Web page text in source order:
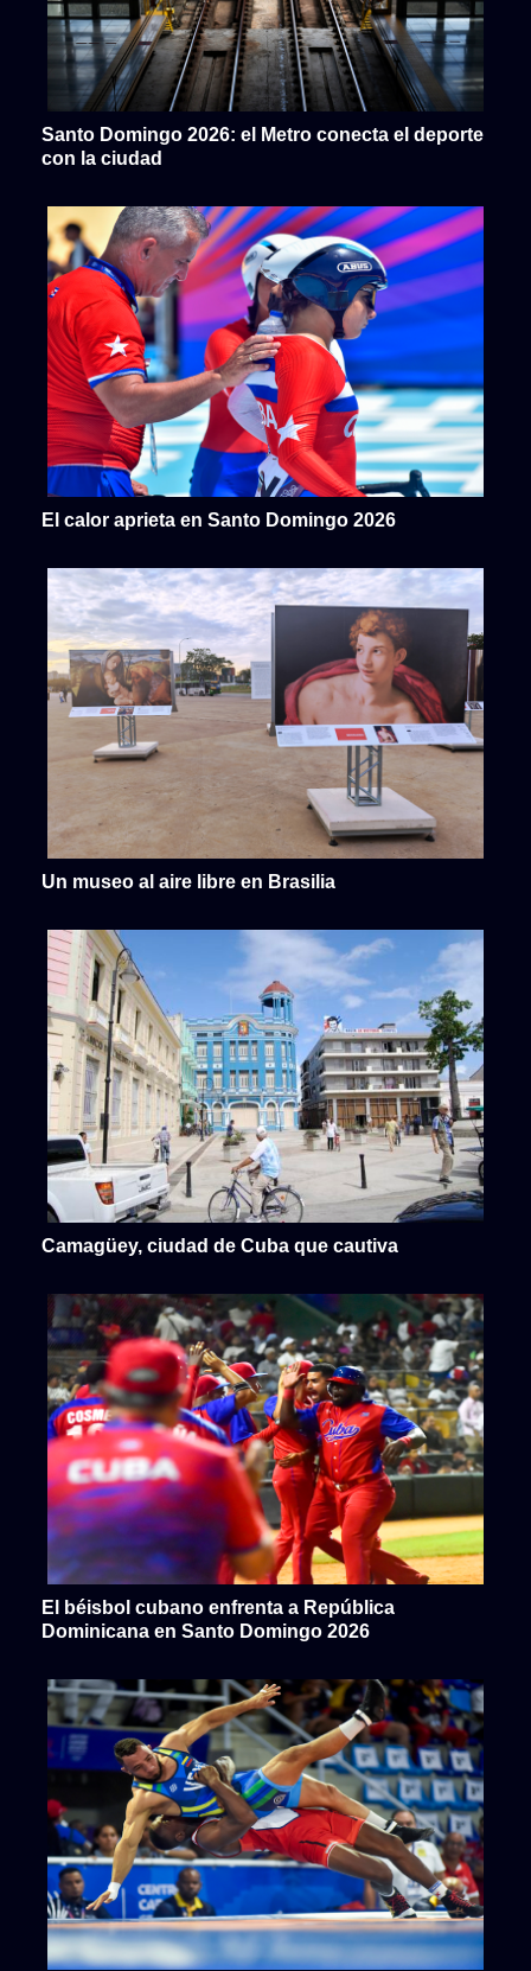
Santo Domingo 2026: el Metro conecta el deporte
con la ciudad
El calor aprieta en Santo Domingo 2026
Un museo al aire libre en Brasilia
Camagüey, ciudad de Cuba que cautiva
El béisbol cubano enfrenta a República
Dominicana en Santo Domingo 2026